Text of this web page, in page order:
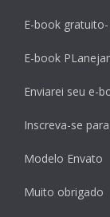
E-book
E-book
Enviarei seu e-
Inscreva-se
Modelo Envato
Muito obrigado